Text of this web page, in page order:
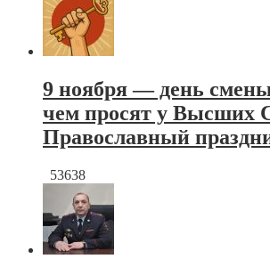
9 ноября — день
чем просят у Высших
Православный
53638